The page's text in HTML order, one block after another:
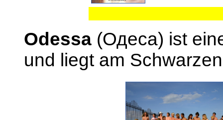
Odessa (Одеса) ist
und liegt am